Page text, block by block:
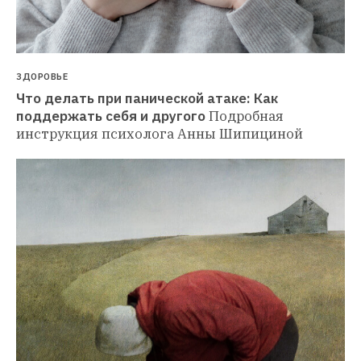
ЗДОРОВЬЕ
Что делать при панической атаке: Как
поддержать себя и другогоПодробная
инструкция психолога Анны Шипициной